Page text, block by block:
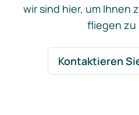
wir sind hier, um Ihnen
fliegen zu
Kontaktieren